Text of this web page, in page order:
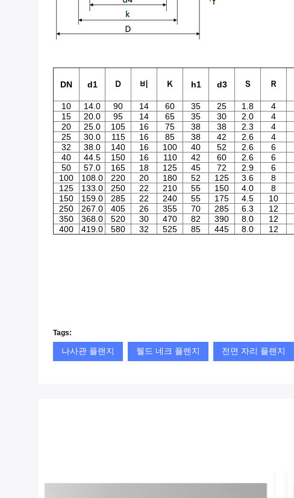
DN d1 Ｄ 비 Ｋ h1 d3 Ｓ Ｒ
10
14.0 90 14 60 35 25 1.8 4
15
20.0 95 14 65 35 30 2.0 4
20
25.0 105 16 75 38 38 2.3 4
25
30.0 115 16 85 38 42 2.6 4
32
38.0 140 16 100 40 52 2.6 6
40
44.5 150 16 110 42 60 2.6 6
50
57.0 165 18 125 45 72 2.9 6
100
108.0 220 20 180 52 125 3.6 8
125
133.0 250 22 210 55 150 4.0 8
150
159.0 285 22 240 55 175 4.5 10
250
267.0 405 26 355 70 285 6.3 12
350
368.0 520 30 470 82 390 8.0 12
400
419.0 580 32 525 85 445 8.0 12
Tags:
나사관 플랜지 웰드 네크 플렌지 전면 자리 플랜지